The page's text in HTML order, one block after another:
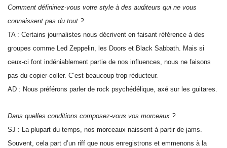
Comment définiriez-vous votre style à des auditeurs qui ne vous
connaissent pas du tout ?
TA : Certains journalistes nous décrivent en faisant référence à des
groupes comme Led Zeppelin, les Doors et Black Sabbath. Mais si
ceux-ci font indéniablement partie de nos influences, nous ne faisons
pas du copier-coller. C’est beaucoup trop réducteur.
AD : Nous préférons parler de rock psychédélique, axé sur les guitares.
Dans quelles conditions composez-vous vos morceaux ?
SJ : La plupart du temps, nos morceaux naissent à partir de jams.
Souvent, cela part d’un riff que nous enregistrons et emmenons à la